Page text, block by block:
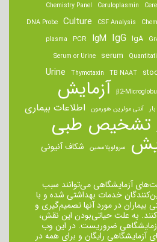
Ceruloplasmin
Chemistry Panel
CSF Analysis
Culture
DNA Probe
IgA
IgG
IgM
PCR
plasma
serum
Serum or Urine
TB NAAT
Thymotaxin
Urine
β2- آزمایش
آنتی مولرین هورمون اطلاعات بیماری
تشخیص طبی
سرولوپلاسمین شکاف آنیونی
آزمایشگاهی می‌توانند سبب
خدمات بهداشتی شده و با
در مورد آنها تصمیم‌گیری و
به علت حیاتی‌بودن این نقش،
ضروریست. در این وب
رایگان و برای همه در